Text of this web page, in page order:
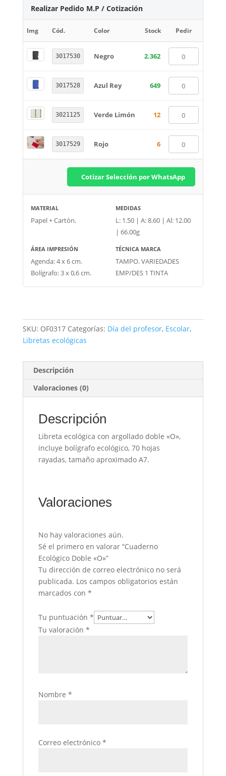
Realizar Pedido M.P / Cotización
Img Cód. Color Stock Pedir
3017530 Negro 2.362
3017528 Azul Rey 649
3021125 Verde Limón 12
3017529 Rojo 6
Cotizar Selección por WhatsApp
MATERIAL
Papel + Cartón.
MEDIDAS
L: 1.50 | A: 8.60 | Al: 12.00
| 66.00g
ÁREA IMPRESIÓN
Agenda: 4 x 6 cm.
Bolígrafo: 3 x 0,6 cm.
TÉCNICA MARCA
TAMPO. VARIEDADES
EMP/DES 1 TINTA
SKU: OF0317 Categorías: Día del profesor, Escolar,
Libretas ecológicas
Descripción
Valoraciones (0)
Descripción
Libreta ecológica con argollado doble «O»,
incluye bolígrafo ecológico, 70 hojas
rayadas, tamaño aproximado A7.
Valoraciones
No hay valoraciones aún.
Sé el primero en valorar “Cuaderno
Ecológico Doble «O»”
Tu dirección de correo electrónico no será
publicada. Los campos obligatorios están
marcados con *
Tu puntuación *
Tu valoración *
Nombre *
Correo electrónico *